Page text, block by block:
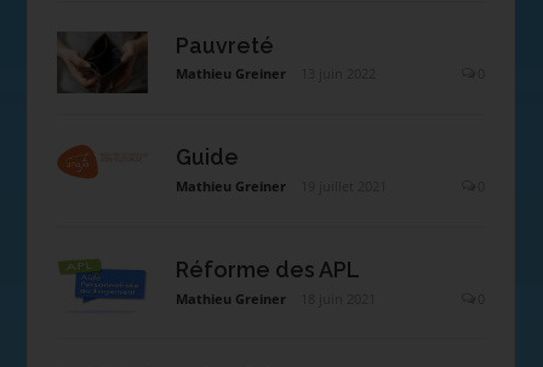
Pauvreté
Mathieu Greiner
Guide
Mathieu Greiner
Réforme des APL
Mathieu Greiner